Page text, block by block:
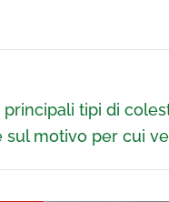
principali tipi di
motivo per cui